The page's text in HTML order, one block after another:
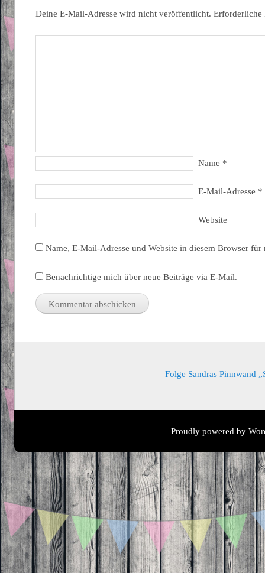
Deine E-Mail-Adresse wird nicht veröffentlicht.
Name *
E-Mail-Adresse *
Website
Name, E-Mail-Adresse und Website in diesem Browser
Benachrichtige mich über neue Beiträge via E-Mail.
Folge Sandras Pinnwand
Proudly powered by